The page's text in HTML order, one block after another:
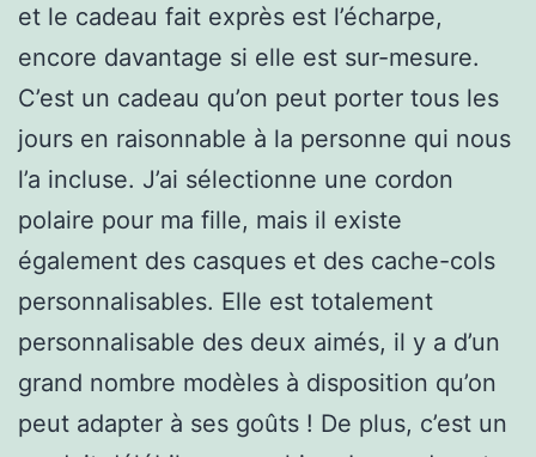
et le cadeau fait exprès est l’écharpe,
encore davantage si elle est sur-mesure.
C’est un cadeau qu’on peut porter tous les
jours en raisonnable à la personne qui nous
l’a incluse. J’ai sélectionne une cordon
polaire pour ma fille, mais il existe
également des casques et des cache-cols
personnalisables. Elle est totalement
personnalisable des deux aimés, il y a d’un
grand nombre modèles à disposition qu’on
peut adapter à ses goûts ! De plus, c’est un